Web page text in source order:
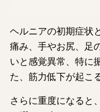
ヘルニアの初期症状
痛み、手やお尻、足
いと感覚異常、特に
た、筋力低下が起こ
さらに重度になると